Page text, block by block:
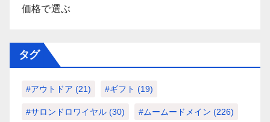
価格で選ぶ
タグ
#アウトドア (21) #ギフト (19)
#サロンドロワイヤル (30) #ムームードメイン (226)